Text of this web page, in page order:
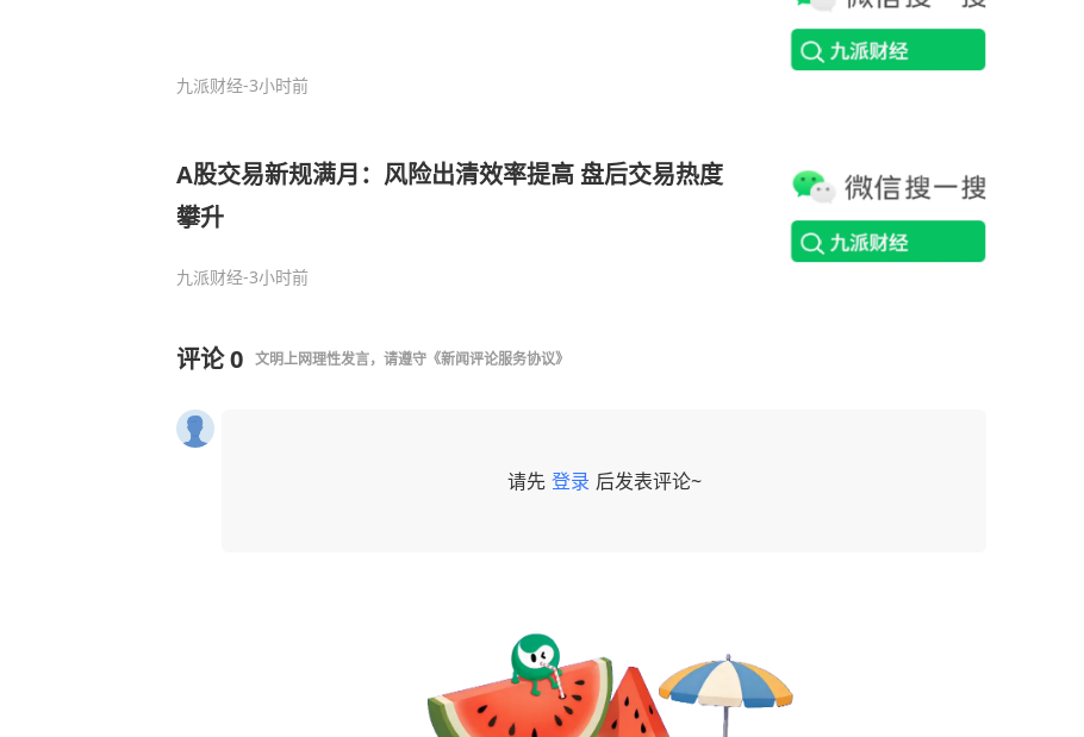
九派财经-3小时前
A股交易新规满月：风险出清效率提高 盘后交易热度
攀升
九派财经-3小时前
评论0 文明上网理性发言，请遵守 《新闻评论服务协议》
请先 登录 后发表评论~